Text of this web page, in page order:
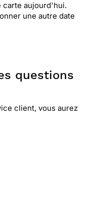
carte aujourd'hui.
une autre date
questions
client, vous aurez